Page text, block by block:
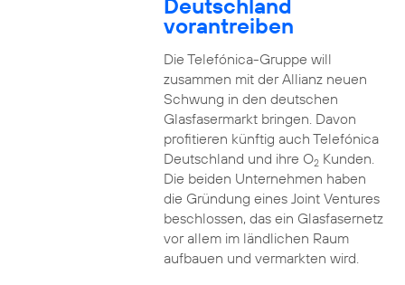
Deutschland
vorantreiben
Die Telefónica-Gruppe will
zusammen mit der Allianz neuen
Schwung in den deutschen
Glasfasermarkt bringen. Davon
profitieren künftig auch Telefónica
Deutschland und ihre O2Kunden.
Die beiden Unternehmen haben
die Gründung eines Joint Ventures
beschlossen, das ein Glasfasernetz
vor allem im ländlichen Raum
aufbauen und vermarkten wird.